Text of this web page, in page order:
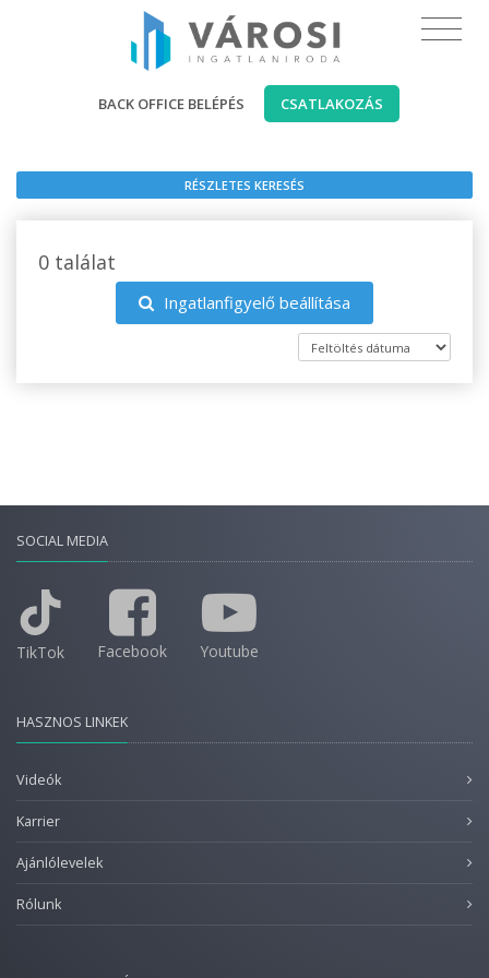
BACK OFFICE BELÉPÉS CSATLAKOZÁS
RÉSZLETES KERESÉS
0 találat
Ingatlanfigyelő beállítása
SOCIAL MEDIA
TikTok Facebook Youtube
HASZNOS LINKEK
Videók
Karrier
Ajánlólevelek
Rólunk